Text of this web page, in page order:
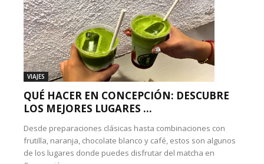
VIAJES
QUÉ HACER EN CONCEPCIÓN: DESCUBRE
LOS MEJORES LUGARES ...
Desde preparaciones clásicas hasta combinaciones con
frutilla, naranja, chocolate blanco y café, estos son algunos
de los lugares donde puedes disfrutar del matcha en